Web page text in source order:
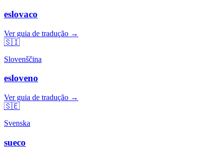
eslovaco
Ver guia de tradução →
🇸🇮
Slovenščina
esloveno
Ver guia de tradução →
🇸🇪
Svenska
sueco